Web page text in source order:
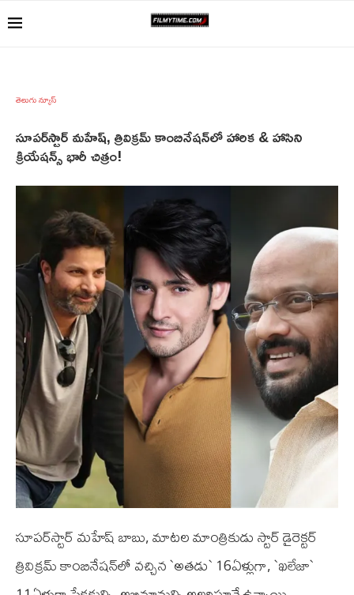
తెలుగు న్యూస్
సూప‌ర్‌స్టార్ మ‌హేష్, త్రివిక్ర‌మ్ కాంబినేష‌న్‌లో హారిక & హాసిని
క్రియేషన్స్ భారీ చిత్రం!
సూప‌ర్‌స్టార్ మ‌హేష్ బాబు, మాట‌ల మాంత్రికుడు స్టార్ డైరెక్ట‌ర్
త్రివిక్ర‌మ్ కాంబినేష‌న్‌లో వ‌చ్చిన `అత‌డు` 16ఏళ్లుగా, `ఖ‌లేజా`